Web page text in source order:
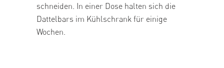
schneiden. In einer Dose halten sich die
Dattelbars im Kühlschrank für einige
Wochen.